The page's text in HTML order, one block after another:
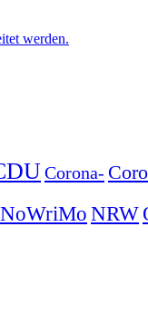
werden.
Corona-
NRW